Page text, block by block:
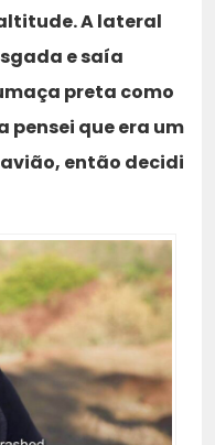
A lateral
e saía
preta como
pensei que era um
então decidi